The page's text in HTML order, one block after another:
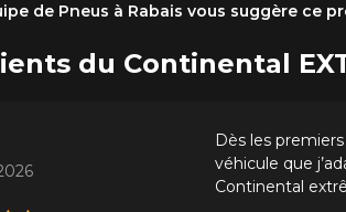
de Pneus à Rabais vous suggère ce
du Continental
Dès les
véhicule que
Continental